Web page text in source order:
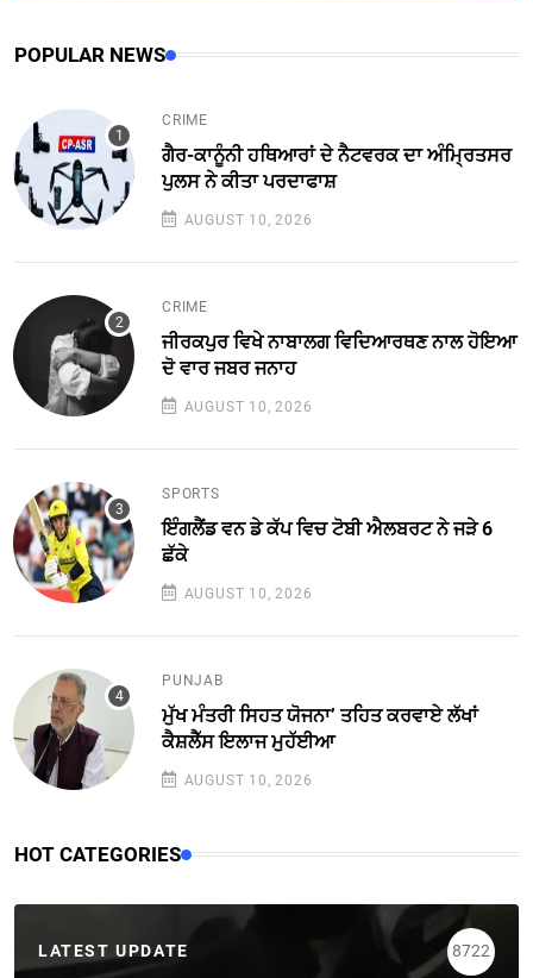
POPULAR NEWS
CRIME
ਗੈਰ-ਕਾਨੂੰਨੀ ਹਥਿਆਰਾਂ ਦੇ ਨੈਟਵਰਕ ਦਾ ਅੰਮ੍ਰਿਤਸਰ
ਪੁਲਸ ਨੇ ਕੀਤਾ ਪਰਦਾਫਾਸ਼
AUGUST 10, 2026
CRIME
ਜੀਰਕਪੁਰ ਵਿਖੇ ਨਾਬਾਲਗ ਵਿਦਿਆਰਥਣ ਨਾਲ ਹੋਇਆ
ਦੋ ਵਾਰ ਜਬਰ ਜਨਾਹ
AUGUST 10, 2026
SPORTS
ਇੰਗਲੈਂਡ ਵਨ ਡੇ ਕੱਪ ਵਿਚ ਟੋਬੀ ਐਲਬਰਟ ਨੇ ਜੜੇ 6
ਛੱਕੇ
AUGUST 10, 2026
PUNJAB
ਮੁੱਖ ਮੰਤਰੀ ਸਿਹਤ ਯੋਜਨਾ’ ਤਹਿਤ ਕਰਵਾਏ ਲੱਖਾਂ
ਕੈਸ਼ਲੈੱਸ ਇਲਾਜ ਮੁਹੱਈਆ
AUGUST 10, 2026
HOT CATEGORIES
LATEST UPDATE 8722